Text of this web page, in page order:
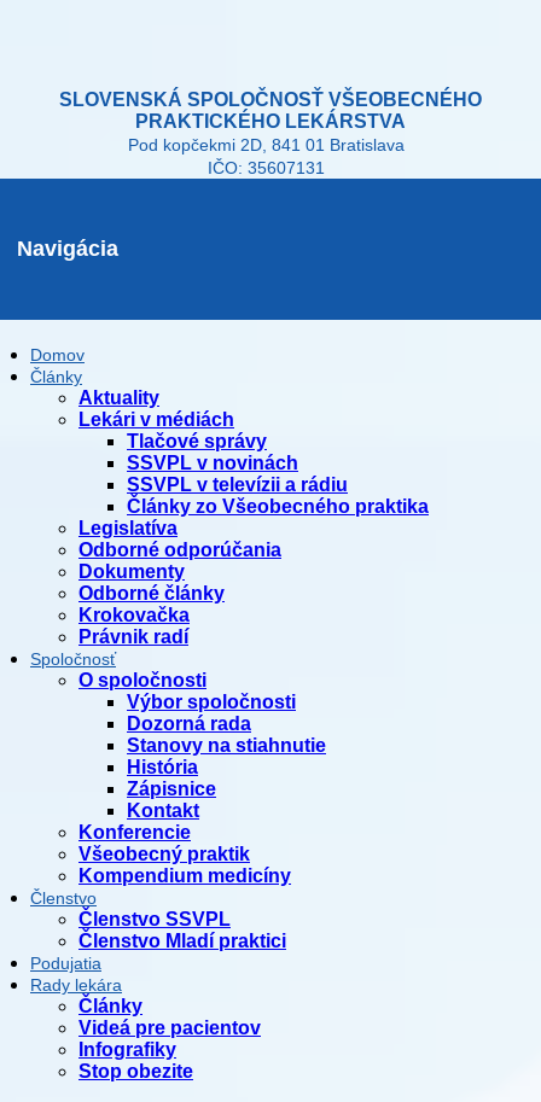
SLOVENSKÁ SPOLOČNOSŤ VŠEOBECNÉHO
PRAKTICKÉHO LEKÁRSTVA
Pod kopčekmi 2D, 841 01 Bratislava
IČO: 35607131
Navigácia
Domov
Články
Aktuality
Lekári v médiách
Tlačové správy
SSVPL v novinách
SSVPL v televízii a rádiu
Články zo Všeobecného praktika
Legislatíva
Odborné odporúčania
Dokumenty
Odborné články
Krokovačka
Právnik radí
Spoločnosť
O spoločnosti
Výbor spoločnosti
Dozorná rada
Stanovy na stiahnutie
História
Zápisnice
Kontakt
Konferencie
Všeobecný praktik
Kompendium medicíny
Členstvo
Členstvo SSVPL
Členstvo Mladí praktici
Podujatia
Rady lekára
Články
Videá pre pacientov
Infografiky
Stop obezite